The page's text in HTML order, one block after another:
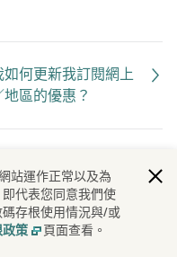
何更新我訂閱網上
區的優惠？
站運作正常以及為
代表您同意我們使
存根使用情況與/或
政策 頁面查看。